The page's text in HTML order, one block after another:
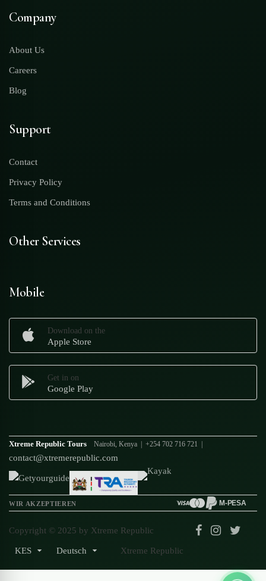
Company
About Us
Careers
Blog
Support
Contact
Privacy Policy
Terms and Conditions
Other Services
Mobile
Download on the
Apple Store
Get in on
Google Play
Xtreme Republic Tours Nairobi, Kenya | +254 702 716 721 |
contact@xtremerepublic.com
WIR AKZEPTIEREN M-PESA
Copyright © 2025 by Xtreme Republic
KES Deutsch Xtreme Republic